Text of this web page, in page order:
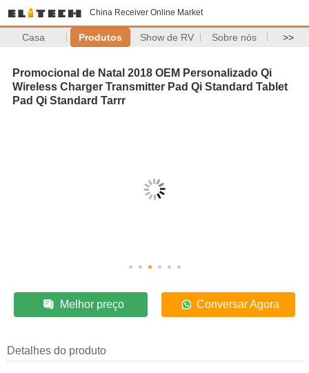
China Receiver Online Market
Casa Produtos Show de RV Sobre nós >>
Promocional de Natal 2018 OEM Personalizado Qi
Wireless Charger Transmitter Pad Qi Standard Tablet
Pad Qi Standard Tarrr
Melhor preço Conversar Agora
Detalhes do produto